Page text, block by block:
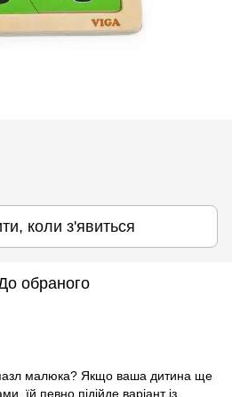
коли з'явиться
обраного
малюка? Якщо ваша дитина ще
їй певно підійде варіант із